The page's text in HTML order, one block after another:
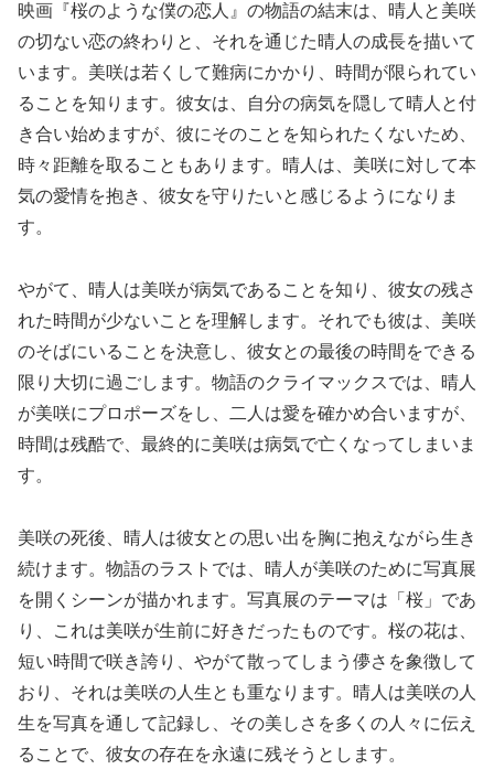
映画『桜のような僕の恋人』の物語の結末は、晴人と美咲
の切ない恋の終わりと、それを通じた晴人の成長を描いて
います。美咲は若くして難病にかかり、時間が限られてい
ることを知ります。彼女は、自分の病気を隠して晴人と付
き合い始めますが、彼にそのことを知られたくないため、
時々距離を取ることもあります。晴人は、美咲に対して本
気の愛情を抱き、彼女を守りたいと感じるようになりま
す。
やがて、晴人は美咲が病気であることを知り、彼女の残さ
れた時間が少ないことを理解します。それでも彼は、美咲
のそばにいることを決意し、彼女との最後の時間をできる
限り大切に過ごします。物語のクライマックスでは、晴人
が美咲にプロポーズをし、二人は愛を確かめ合いますが、
時間は残酷で、最終的に美咲は病気で亡くなってしまいま
す。
美咲の死後、晴人は彼女との思い出を胸に抱えながら生き
続けます。物語のラストでは、晴人が美咲のために写真展
を開くシーンが描かれます。写真展のテーマは「桜」であ
り、これは美咲が生前に好きだったものです。桜の花は、
短い時間で咲き誇り、やがて散ってしまう儚さを象徴して
おり、それは美咲の人生とも重なります。晴人は美咲の人
生を写真を通して記録し、その美しさを多くの人々に伝え
ることで、彼女の存在を永遠に残そうとします。